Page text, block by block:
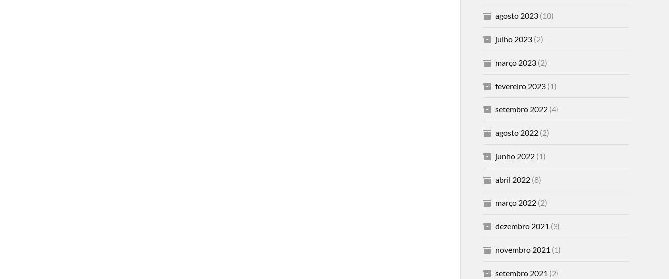
agosto 2023(10)
julho 2023(2)
março 2023(2)
fevereiro 2023(1)
setembro 2022(4)
agosto 2022(2)
junho 2022(1)
abril 2022(8)
março 2022(2)
dezembro 2021 (3)
novembro 2021 (1)
setembro 2021 (2)